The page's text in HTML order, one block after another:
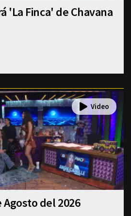
'La Finca' de Chavana
Agosto del 2026